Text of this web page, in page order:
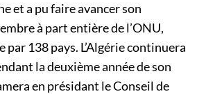
et a pu faire avancer son
à part entière de l’ONU,
138 pays. L’Algérie continuera
la deuxième année de son
en présidant le Conseil de